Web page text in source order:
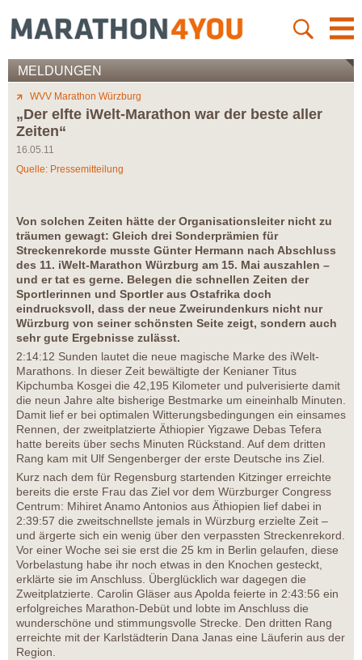
MELDUNGEN
WVV Marathon Würzburg
„Der elfte iWelt-Marathon war der beste aller
Zeiten“
16.05.11
Quelle: Pressemitteilung
Von solchen Zeiten hätte der Organisationsleiter nicht zu
träumen gewagt: Gleich drei Sonderprämien für
Streckenrekorde musste Günter Hermann nach Abschluss
des 11. iWelt-Marathon Würzburg am 15. Mai auszahlen –
und er tat es gerne. Belegen die schnellen Zeiten der
Sportlerinnen und Sportler aus Ostafrika doch
eindrucksvoll, dass der neue Zweirundenkurs nicht nur
Würzburg von seiner schönsten Seite zeigt, sondern auch
sehr gute Ergebnisse zulässt.
2:14:12 Sunden lautet die neue magische Marke des iWelt-
Marathons. In dieser Zeit bewältigte der Kenianer Titus
Kipchumba Kosgei die 42,195 Kilometer und pulverisierte damit
die neun Jahre alte bisherige Bestmarke um eineinhalb Minuten.
Damit lief er bei optimalen Witterungsbedingungen ein einsames
Rennen, der zweitplatzierte Äthiopier Yigzawe Debas Tefera
hatte bereits über sechs Minuten Rückstand. Auf dem dritten
Rang kam mit Ulf Sengenberger der erste Deutsche ins Ziel.
Kurz nach dem für Regensburg startenden Kitzinger erreichte
bereits die erste Frau das Ziel vor dem Würzburger Congress
Centrum: Mihiret Anamo Antonios aus Äthiopien lief dabei in
2:39:57 die zweitschnellste jemals in Würzburg erzielte Zeit –
und ärgerte sich ein wenig über den verpassten Streckenrekord.
Vor einer Woche sei sie erst die 25 km in Berlin gelaufen, diese
Vorbelastung habe ihr noch etwas in den Knochen gesteckt,
erklärte sie im Anschluss. Überglücklich war dagegen die
Zweitplatzierte. Carolin Gläser aus Apolda feierte in 2:43:56 ein
erfolgreiches Marathon-Debüt und lobte im Anschluss die
wunderschöne und stimmungsvolle Strecke. Den dritten Rang
erreichte mit der Karlstädterin Dana Janas eine Läuferin aus der
Region.